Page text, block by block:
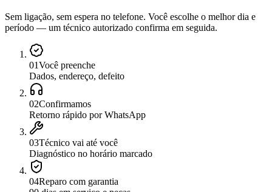
Sem ligação, sem espera no telefone. Você escolhe o melhor dia e
período — um técnico autorizado confirma em seguida.
01Você preenche
Dados, endereço, defeito
02Confirmamos
Retorno rápido por WhatsApp
03Técnico vai até você
Diagnóstico no horário marcado
04Reparo com garantia